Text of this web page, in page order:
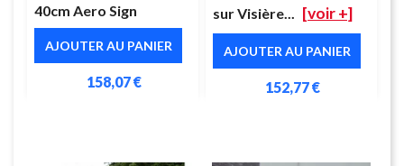
40cm Aero Sign
AJOUTER AU PANIER
158,07 €
sur Visière...
[voir +]
AJOUTER AU PANIER
152,77 €